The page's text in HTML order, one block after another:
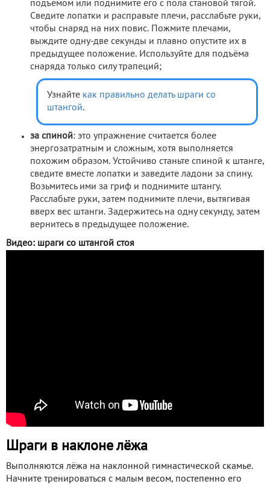
подъёмом или поднимите его с пола становой тягой.
Сведите лопатки и расправьте плечи, расслабьте руки,
чтобы снаряд на них повис. Пожмите плечами,
выждите одну-две секунды и плавно опустите их в
предыдущее положение. Используйте для подъёма
снаряда только силу трапеций;
Узнайте как правильно делать шраги со
штангой.
за спиной: это упражнение считается более
энергозатратным и сложным, хотя выполняется
похожим образом. Устойчиво станьте спиной к штанге,
сведите вместе лопатки и заведите ладони за спину.
Возьмитесь ими за гриф и поднимите штангу.
Расслабьте руки, затем поднимите плечи, вытягивая
вверх вес штанги. Задержитесь на одну секунду, затем
вернитесь в предыдущее положение.
Видео: шраги со штангой стоя
Шраги в наклоне лёжа
Выполняются лёжа на наклонной гимнастической скамье.
Начните тренироваться с малым весом, постепенно его